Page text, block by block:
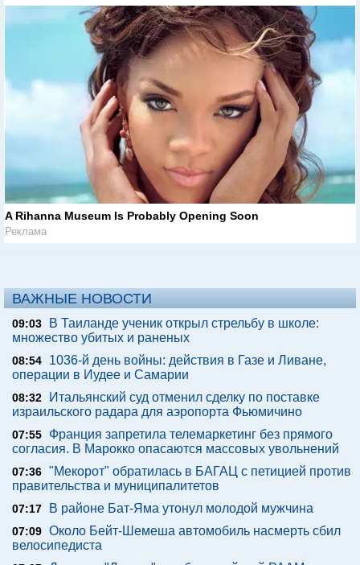
A Rihanna Museum Is Probably Opening Soon
Реклама
ВАЖНЫЕ НОВОСТИ
09:03
В Таиланде ученик открыл стрельбу в школе:
множество убитых и раненых
08:54
1036-й день войны: действия в Газе и Ливане,
операции в Иудее и Самарии
08:32
Итальянский суд отменил сделку по поставке
израильского радара для аэропорта Фьюмичино
07:55
Франция запретила телемаркетинг без прямого
согласия. В Марокко опасаются массовых увольнений
07:36 "Мекорот" обратилась в БАГАЦ с петицией против
правительства и муниципалитетов
07:17 В районе Бат-Яма утонул молодой мужчина
07:09 Около Бейт-Шемеша автомобиль насмерть сбил
велосипедиста